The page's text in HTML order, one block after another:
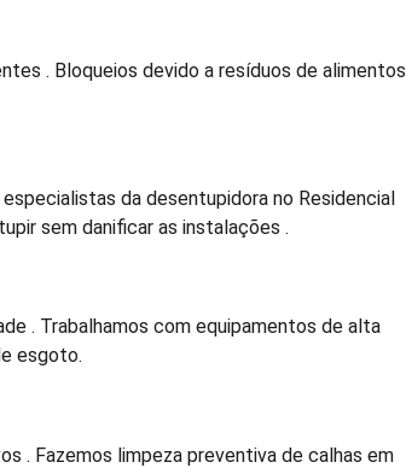
. Bloqueios devido a resíduos de alimentos
da desentupidora no Residencial
sem danificar as instalações .
. Trabalhamos com equipamentos de alta
esgoto.
. Fazemos limpeza preventiva de calhas em